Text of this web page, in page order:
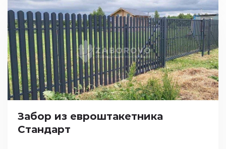
Забор из евроштакетника
Стандарт